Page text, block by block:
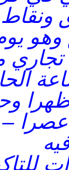
ونقاط
وهو
عصرا –